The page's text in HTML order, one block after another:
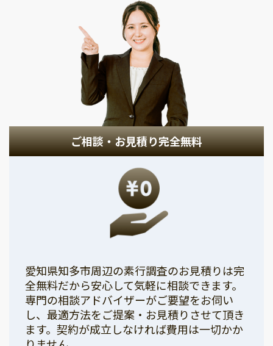
ご相談・お見積り完全無料
愛知県知多市周辺の素行調査のお見積りは完
全無料だから安心して気軽に相談できます。
専門の相談アドバイザーがご要望をお伺い
し、最適方法をご提案・お見積りさせて頂き
ます。契約が成立しなければ費用は一切かか